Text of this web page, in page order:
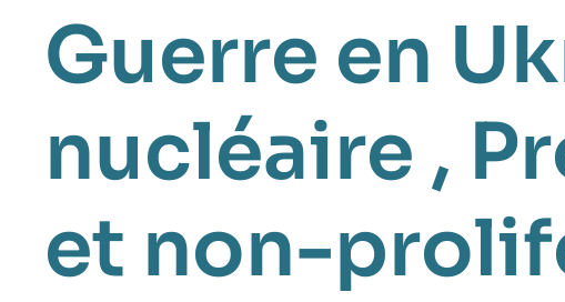
Guerre en
nucléaire ,
et non-